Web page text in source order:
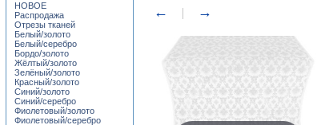
← →
НОВОЕ
Распродажа
Отрезы тканей
Белый/золото
Белый/серебро
Бордо/золото
Жёлтый/золото
Зелёный/золото
Красный/золото
Синий/золото
Синий/серебро
Фиолетовый/золото
Фиолетовый/серебро